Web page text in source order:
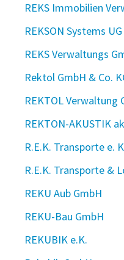
REKS Immobilien
REKSON Systems
REKS Verwaltungs
Rektol GmbH & Co.
REKTOL Verwaltung
REKTON-AKUSTIK
R.E.K. Transporte e.
R.E.K. Transporte &
REKU Aub GmbH
REKU-Bau GmbH
REKUBIK e.K.